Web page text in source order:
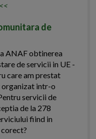
<<
de
ANAF obtinerea
de servicii in UE -
care am prestat
organizat intr-o
servicii de
de la 278
fiind in